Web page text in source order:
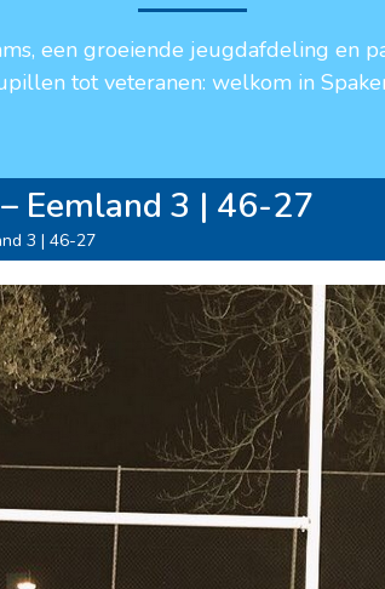
een groeiende jeugdafdeling en
tot veteranen: welkom in
Eemland 3 | 46-27
3 | 46-27